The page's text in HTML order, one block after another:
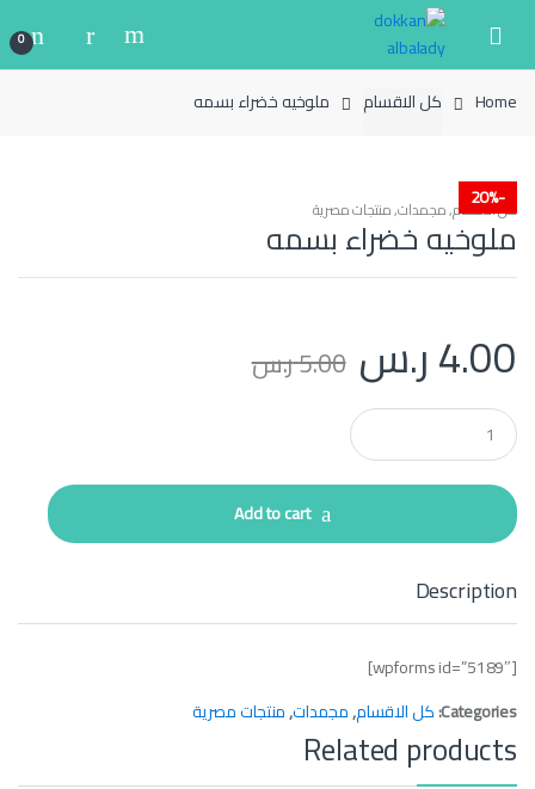
navigation
content
0
Home كل الاقسام ملوخيه خضراء بسمه
-
20%
كل الاقسام,مجمدات,منتجات مصرية
ملوخيه خضراء بسمه
4.00ر.س 5.00ر.س
Q
u
a
t
i
Add to cart
Description
[wpforms id=”5189″]
Categories: كل الاقسام,مجمدات,منتجات مصرية
Related products